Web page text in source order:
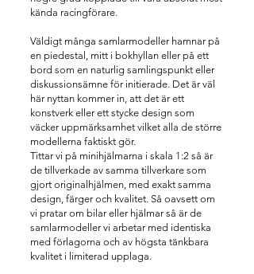
kända racingförare.
Väldigt många samlarmodeller hamnar på
en piedestal, mitt i bokhyllan eller på ett
bord som en naturlig samlingspunkt eller
diskussionsämne för initierade. Det är väl
här nyttan kommer in, att det är ett
konstverk eller ett stycke design som
väcker uppmärksamhet vilket alla de större
modellerna faktiskt gör.
Tittar vi på minihjälmarna i skala 1:2 så är
de tillverkade av samma tillverkare som
gjort originalhjälmen, med exakt samma
design, färger och kvalitet. Så oavsett om
vi pratar om bilar eller hjälmar så är de
samlarmodeller vi arbetar med identiska
med förlagorna och av högsta tänkbara
kvalitet i limiterad upplaga.